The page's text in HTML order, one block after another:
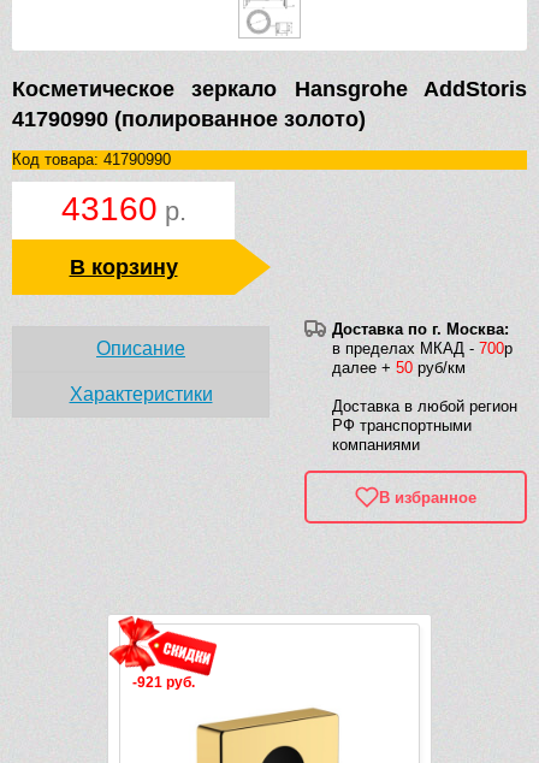
Косметическое зеркало Hansgrohe AddStoris
41790990 (полированное золото)
Код товара: 41790990
43160 р.
В корзину
Доставка по г. Москва:
в пределах МКАД - 700р
далее + 50 руб/км
Доставка в любой регион
РФ транспортными
компаниями
В избранное
Описание
Характеристики
-921 руб.